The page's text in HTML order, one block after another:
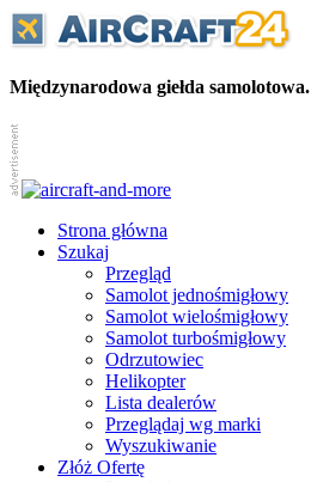
Międzynarodowa giełda samolotowa.
Strona główna
Szukaj
Przegląd
Samolot jednośmigłowy
Samolot wielośmigłowy
Samolot turbośmigłowy
Odrzutowiec
Helikopter
Lista dealerów
Przeglądaj wg marki
Wyszukiwanie
Złóż Ofertę